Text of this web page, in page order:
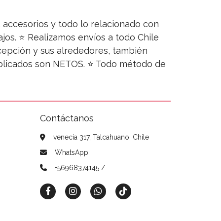
accesorios y todo lo relacionado con
⭐ Realizamos envíos a todo Chile
y sus alrededores, también
son NETOS. ⭐ Todo método de
Contáctanos
venecia 317, Talcahuano, Chile
WhatsApp
+56968374145 /